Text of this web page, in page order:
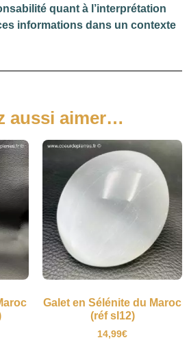
quant à l’interprétation
informations dans un contexte
aussi aimer…
Galet en Sélénite du Maroc
(réf sl12)
14,99€